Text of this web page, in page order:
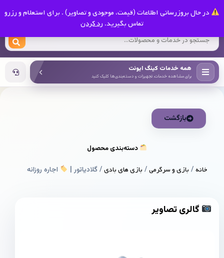
در حال بروزرسانی اطلاعات (قیمت، موجودی و تصاویر) . برای استعلام و رزرو
تماس بگیرید. رد کردن
کینگ ایونت
همه خدمات کینگ ایونت
برای مشاهده خدمات، تجهیزات و دسته‌بندی‌ها کلیک کنید
بازگشت
دسته‌بندی محصول
خانه/ بازی و سرگرمی/ بازی های بادی/ گلادیاتور | اجاره روزانه
گالری تصاویر